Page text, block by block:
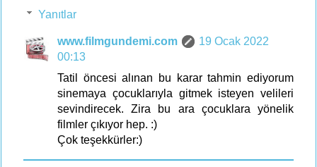
Yanıtlar
www.filmgundemi.com
19 Ocak 2022
00:13
Tatil öncesi alınan bu karar tahmin ediyorum
sinemaya çocuklarıyla gitmek isteyen velileri
sevindirecek. Zira bu ara çocuklara yönelik
filmler çıkıyor hep. :)
Çok teşekkürler:)